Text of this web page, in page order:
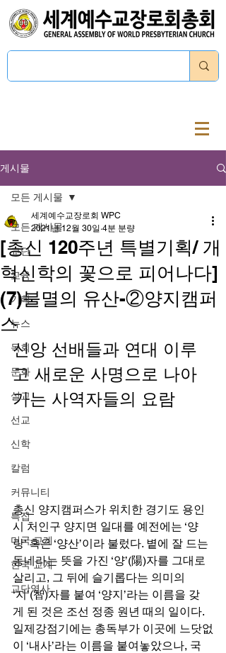
게시물
모든 게시물
교단
교육
기획
뉴스
목회
문화
설교
선교
신학
칼럼
커뮤니티
특집
미국 교계
한국 교계
교단역사
모든 게시물
[총신 120주년 특별기획/ 개
혁신학의 꽃으로 피어나다]
(7)불멸의 유산-②양지캠퍼
스
세계예수교장로회 WPC
2021년 12월 30일 4분 분량
신앙 선배들과 연대 이루
고 새로운 사명으로 나아
가는 사역자들의 요람
총신 양지캠퍼스가 위치한 경기도 용인
시 처인구 양지면 일대를 예전에는 ‘양
랑’ 혹은 ‘양산’이라 불렀다. 볕에 잘 드는
동네라는 뜻을 가진 ‘양’(陽)자를 그대로
살리고, 그 뒤에 슬기롭다는 의미의
‘지’(智)자를 붙여 ‘양지’라는 이름을 갖
게 된 것은 조선 정종 원년 때의 일이다.
일제강점기에는 총독부가 이곳에 느닷없
이 ‘내사’라는 이름을 붙여놓았으나, 국